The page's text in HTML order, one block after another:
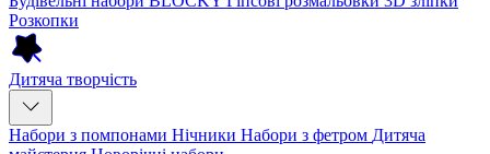
Розкопки
Дитяча творчість
Набори з помпонами Нічники Набори з фетром Дитяча